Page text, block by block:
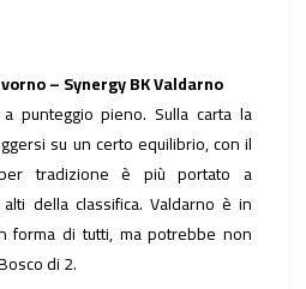
– Synergy BK Valdarno
punteggio pieno. Sulla carta la
su un certo equilibrio, con il
tradizione è più portato a
della classifica. Valdarno è in
forma di tutti, ma potrebbe non
di 2.